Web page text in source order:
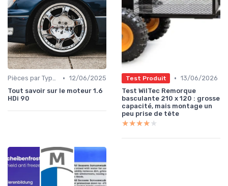
Pièces par Type (Freins, Moteur, etc.) • 12/06/2025
Tout savoir sur le moteur 1.6
HDi 90
Test Produit • 13/06/2026
Test WilTec Remorque
basculante 210 x 120 : grosse
capacité, mais montage un
peu prise de tête
★★★★★
★★★★★